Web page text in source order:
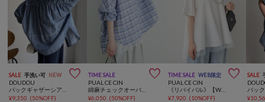
SALE 手洗い可 NEW 
DOUDOU
¥9,350 (50%OFF)
TIME SALE 
PUAL CE CIN
¥6,050 (50%OFF)
TIME SALE WEB限定 
PUAL CE CIN
《リバイバル》【WEB限定/Du noir】チュールドッキングTシャツ
¥7,920 (10%OFF)
SALE
¥